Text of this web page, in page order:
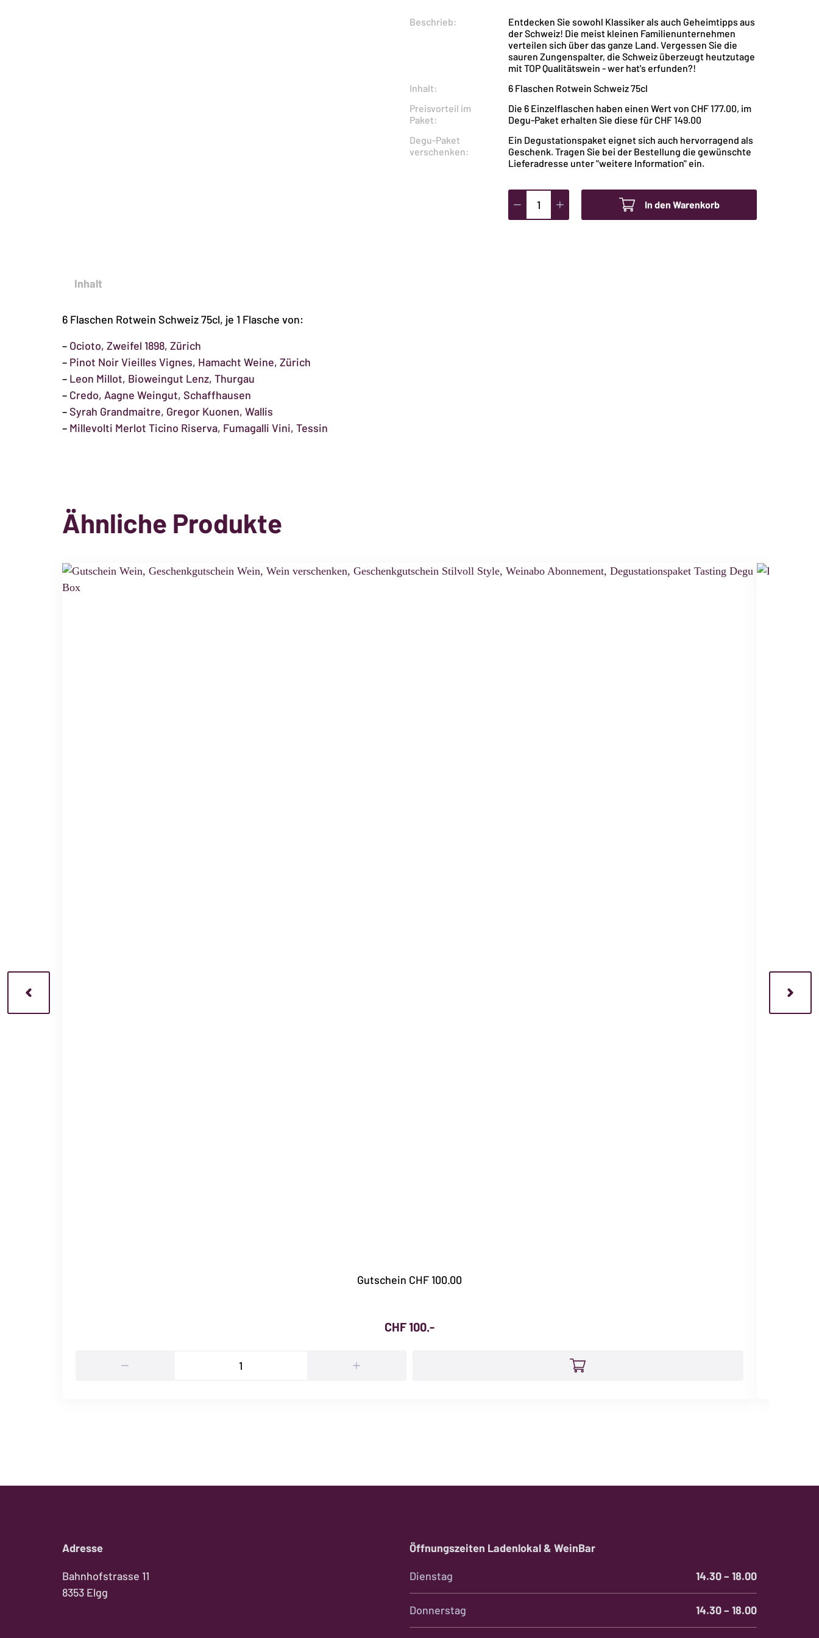
war:
CHF 177.-
ist:
CHF 149.-.
Degustationspaket
In den Warenkorb
Beschrieb:
Entdecken Sie sowohl Klassiker als auch Geheimtipps aus
der Schweiz! Die meist kleinen Familienunternehmen
verteilen sich über das ganze Land. Vergessen Sie die
sauren Zungenspalter, die Schweiz überzeugt heutzutage
mit TOP Qualitätswein - wer hat's erfunden?!
Inhalt:
6 Flaschen Rotwein Schweiz 75cl
Preisvorteil im
Paket:
Die 6 Einzelflaschen haben einen Wert von CHF 177.00, im
Degu-Paket erhalten Sie diese für CHF 149.00
Degu-Paket
verschenken:
Ein Degustationspaket eignet sich auch hervorragend als
Geschenk. Tragen Sie bei der Bestellung die gewünschte
Lieferadresse unter "weitere Information" ein.
Inhalt
6 Flaschen Rotwein Schweiz 75cl, je 1 Flasche von:
– Ocioto, Zweifel 1898, Zürich
– Pinot Noir Vieilles Vignes, Hamacht Weine, Zürich
– Leon Millot, Bioweingut Lenz, Thurgau
– Credo, Aagne Weingut, Schaffhausen
–Syrah Grandmaitre, Gregor Kuonen, Wallis
– Millevolti Merlot Ticino Riserva, Fumagalli Vini, Tessin
Ähnliche Produkte
Gutschein CHF 100.00
CHF100.-
Öffnungszeiten Ladenlokal & WeinBar
Dienstag 14.30 – 18.00
Donnerstag 14.30 – 18.00
Adresse
Bahnhofstrasse 11
8353 Elgg